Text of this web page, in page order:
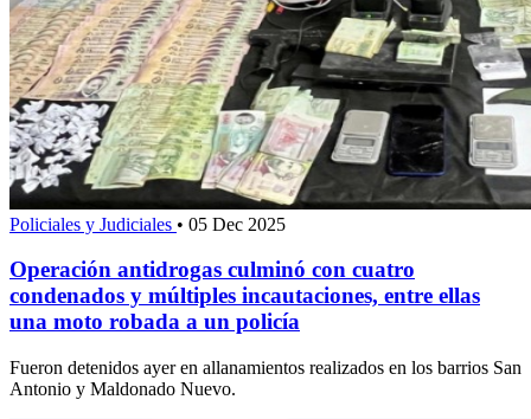
Policiales y Judiciales • 05 Dec 2025
Operación antidrogas culminó con cuatro
condenados y múltiples incautaciones, entre ellas
una moto robada a un policía
Fueron detenidos ayer en allanamientos realizados en los barrios San
Antonio y Maldonado Nuevo.